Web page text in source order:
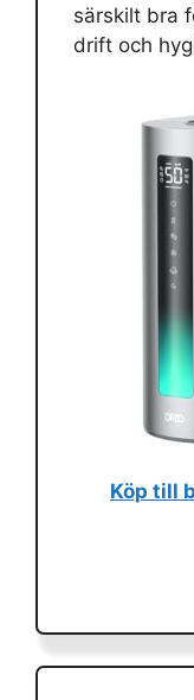
särskilt bra
drift och
Köp till